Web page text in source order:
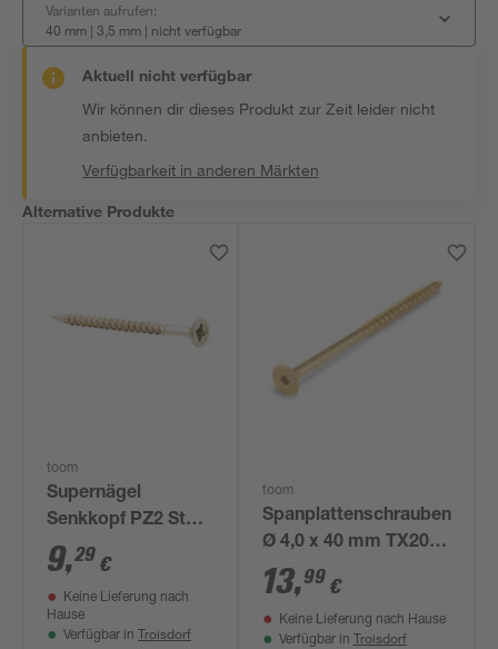
Varianten aufrufen:
40 mm | 3,5 mm | nicht verfügbar
Aktuell nicht verfügbar
Wir können dir dieses Produkt zur Zeit leider nicht
anbieten.
Verfügbarkeit in anderen Märkten
Alternative Produkte
toom
Supernägel
Senkkopf PZ2 Stahl
3,1 x 50 mm 125
Stück
9,29 €
Keine Lieferung nach
Hause
Verfügbar in Troisdorf
toom
Spanplattenschrauben
Ø 4,0 x 40 mm TX20
200 Stück
13,99€
Keine Lieferung nach Hause
Verfügbar in Troisdorf